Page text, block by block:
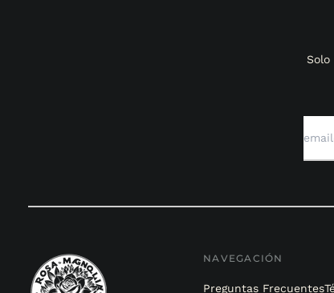
NAVEGACIÓN
Preguntas Frecuentes